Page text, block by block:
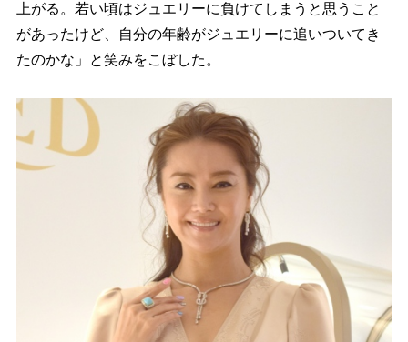
上がる。若い頃はジュエリーに負けてしまうと思うこと
があったけど、自分の年齢がジュエリーに追いついてき
たのかな」と笑みをこぼした。